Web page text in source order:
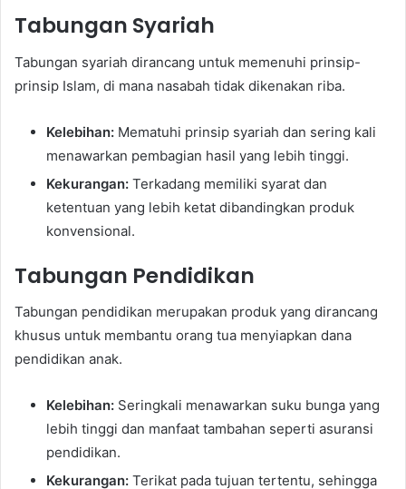
Tabungan Syariah
Tabungan syariah dirancang untuk memenuhi prinsip-
prinsip Islam, di mana nasabah tidak dikenakan riba.
Kelebihan: Mematuhi prinsip syariah dan sering kali
menawarkan pembagian hasil yang lebih tinggi.
Kekurangan: Terkadang memiliki syarat dan
ketentuan yang lebih ketat dibandingkan produk
konvensional.
Tabungan Pendidikan
Tabungan pendidikan merupakan produk yang dirancang
khusus untuk membantu orang tua menyiapkan dana
pendidikan anak.
Kelebihan: Seringkali menawarkan suku bunga yang
lebih tinggi dan manfaat tambahan seperti asuransi
pendidikan.
Kekurangan: Terikat pada tujuan tertentu, sehingga